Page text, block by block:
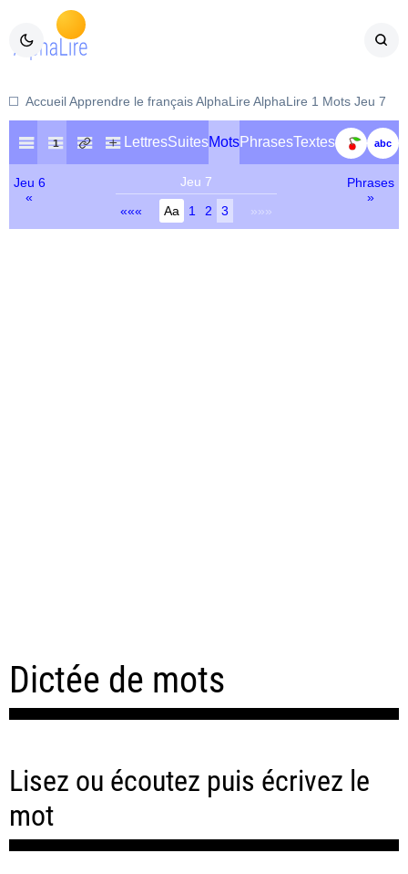
Accueil Apprendre le français AlphaLire AlphaLire 1 Mots Jeu 7
LettresSuitesMotsPhrasesTextes
Jeu 6
«
Jeu 7
«««
1 2 3 »»»
Phrases
»
Dictée de mots
Lisez ou écoutez puis écrivez le
mot